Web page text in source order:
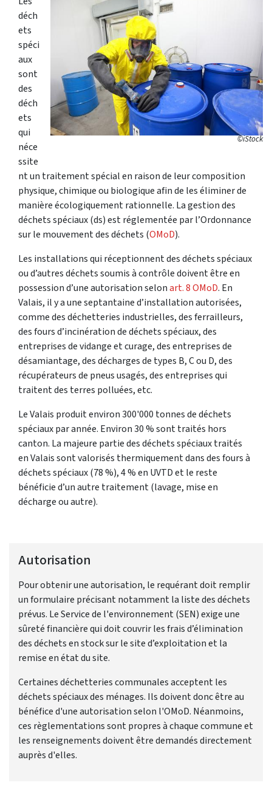
©iStock
déch
ets
spéci
aux
sont
des
déch
ets
qui
néce
ssite
nt un traitement spécial en raison de leur composition
physique, chimique ou biologique afin de les éliminer de
manière écologiquement rationnelle. La gestion des
déchets spéciaux (ds) est réglementée par l’Ordonnance
sur le mouvement des déchets (OMoD).
Les installations qui réceptionnent des déchets spéciaux
ou d’autres déchets soumis à contrôle doivent être en
possession d’une autorisation selonart. 8 OMoD. En
Valais, il y a une septantaine d’installation autorisées,
comme des déchetteries industrielles, des ferrailleurs,
des fours d’incinération de déchets spéciaux, des
entreprises de vidange et curage, des entreprises de
désamiantage, des décharges de types B, C ou D, des
récupérateurs de pneus usagés, des entreprises qui
traitent des terres polluées, etc.
Le Valais produit environ 300'000 tonnes de déchets
spéciaux par année. Environ 30 % sont traités hors
canton. La majeure partie des déchets spéciaux traités
en Valais sont valorisés thermiquement dans des fours à
déchets spéciaux (78 %), 4 % en UVTD et le reste
bénéficie d’un autre traitement (lavage, mise en
décharge ou autre).
Autorisation
Pour obtenir une autorisation, le requérant doit remplir
un formulaire précisant notamment la liste des déchets
prévus. Le Service de l'environnement (SEN) exige une
sûreté financière qui doit couvrir les frais d’élimination
des déchets en stock sur le site d’exploitation et la
remise en état du site.
Certaines déchetteries communales acceptent les
déchets spéciaux des ménages. Ils doivent donc être au
bénéfice d'une autorisation selon l'OMoD. Néanmoins,
ces règlementations sont propres à chaque commune et
les renseignements doivent être demandés directement
auprès d'elles.